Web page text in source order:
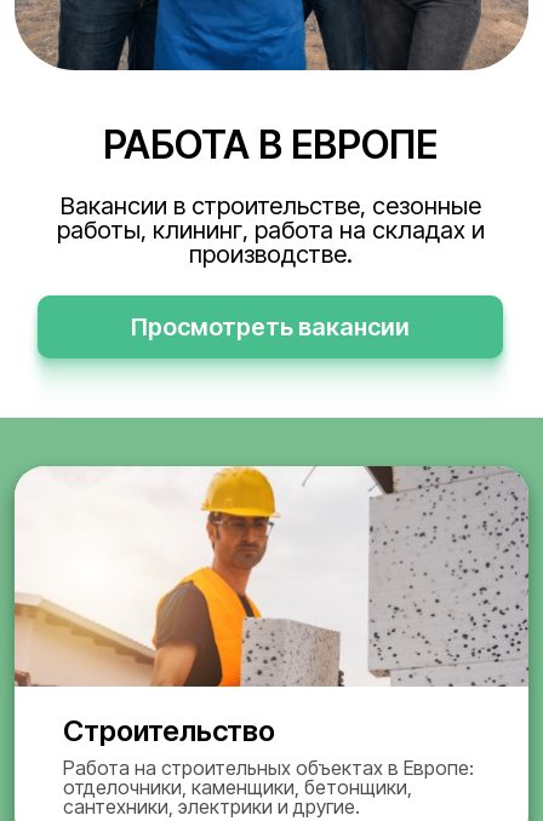
РАБОТА В ЕВРОПЕ
Вакансии в строительстве, сезонные
работы, клининг, работа на складах и
производстве.
Просмотреть вакансии
Строительство
Работа на строительных объектах в Европе:
отделочники, каменщики, бетонщики,
сантехники, электрики и другие.